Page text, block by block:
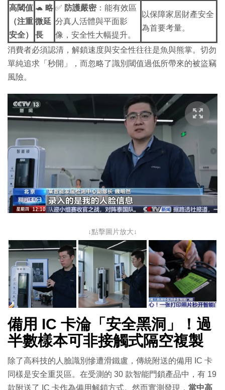
高閾值
（注重
安全）
🐢 略
微延
長
✅ 防護嚴密：能有效區
分真人活體與平面影
像，安全性大幅提升。
以保障家居財產安全
為首要考量。
消費者必須認清，解鎖速度與安全性往往是魚與熊掌。切勿
單純追求「秒開」，而忽略了識別閾值過低所帶來的被盜竊
風險。
↓點擊圖片放大↓
備用 IC 卡淪「安全黑洞」！過
半數樣本可非接觸式隔空複製
除了高科技的人臉識別慘遭滑鐵盧，傳統附送的備用 IC 卡
同樣是安全重災區。在受測的 30 款智能門鎖產品中，有 19
款附送了 IC 卡作為備用解鎖方式。然而實測發現， 當中高